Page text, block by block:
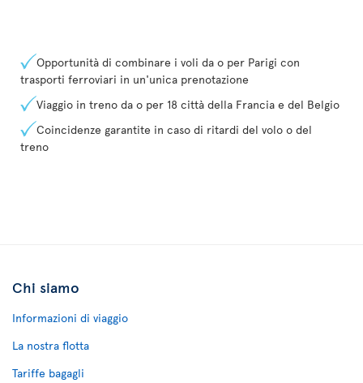
Opportunità di combinare i voli da o per Parigi con
trasporti ferroviari in un'unica prenotazione
Viaggio in treno da o per 18 città della Francia e del Belgio
Coincidenze garantite in caso di ritardi del volo o del
treno
Chi siamo
Informazioni di viaggio
La nostra flotta
Tariffe bagagli